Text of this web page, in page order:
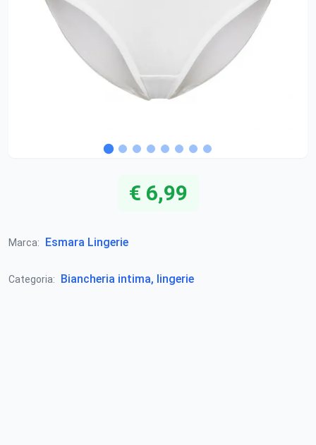
€ 6,99
Marca: Esmara Lingerie
Categoria: Biancheria intima, lingerie